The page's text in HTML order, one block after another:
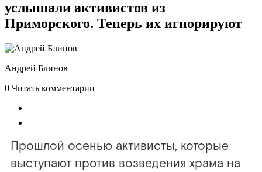
услышали активистов из
Приморского. Теперь их игнорируют
Андрей Блинов
0 Читать комментарии
Прошлой осенью активисты, которые
выступают против возведения храма на